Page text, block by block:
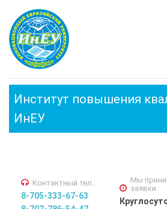
Институт повышения
ИнЕУ
Контактный тел.:
8-705-333-67-63
Мы
заявки